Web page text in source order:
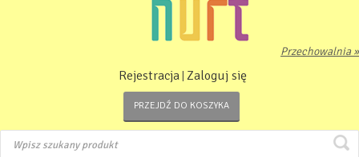
Przechowalnia »
Rejestracja Zaloguj się
PRZEJDŹ DO KOSZYKA